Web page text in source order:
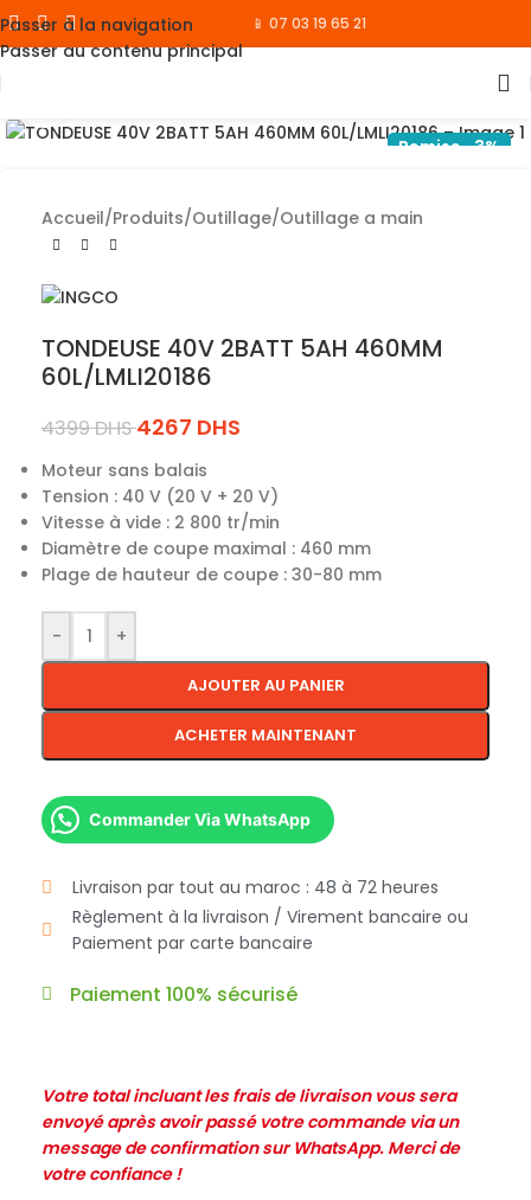
Passer à la navigation
Passer au contenu principal
📱 07 03 19 65 21
Remise -3%
Accueil/Produits/Outillage/Outillage a main
TONDEUSE 40V 2BATT 5AH 460MM
60L/LMLI20186
4399DHS 4267 DHS
Moteur sans balais
Tension : 40 V (20 V + 20 V)
Vitesse à vide : 2 800 tr/min
Diamètre de coupe maximal : 460 mm
Plage de hauteur de coupe : 30-80 mm
- +
AJOUTER AU PANIER
ACHETER MAINTENANT
Commander Via WhatsApp
Livraison par tout au maroc : 48 à 72 heures
Règlement à la livraison / Virement bancaire ou
Paiement par carte bancaire
Paiement 100% sécurisé
Votre total incluant les frais de livraison vous sera
envoyé après avoir passé votre commande via un
message de confirmation sur WhatsApp. Merci de
votre confiance !